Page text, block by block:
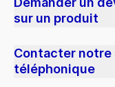
sur un produit
Contacter notre
téléphonique